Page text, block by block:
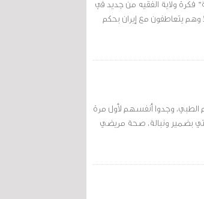
فكرة ولاية الفقيه من جديد في
وهم يتعاطفون مع إيران بحكم
الطبي، وجدوا أنفسهم لأول مرة
بضمير ونبالة، صحة مريضي